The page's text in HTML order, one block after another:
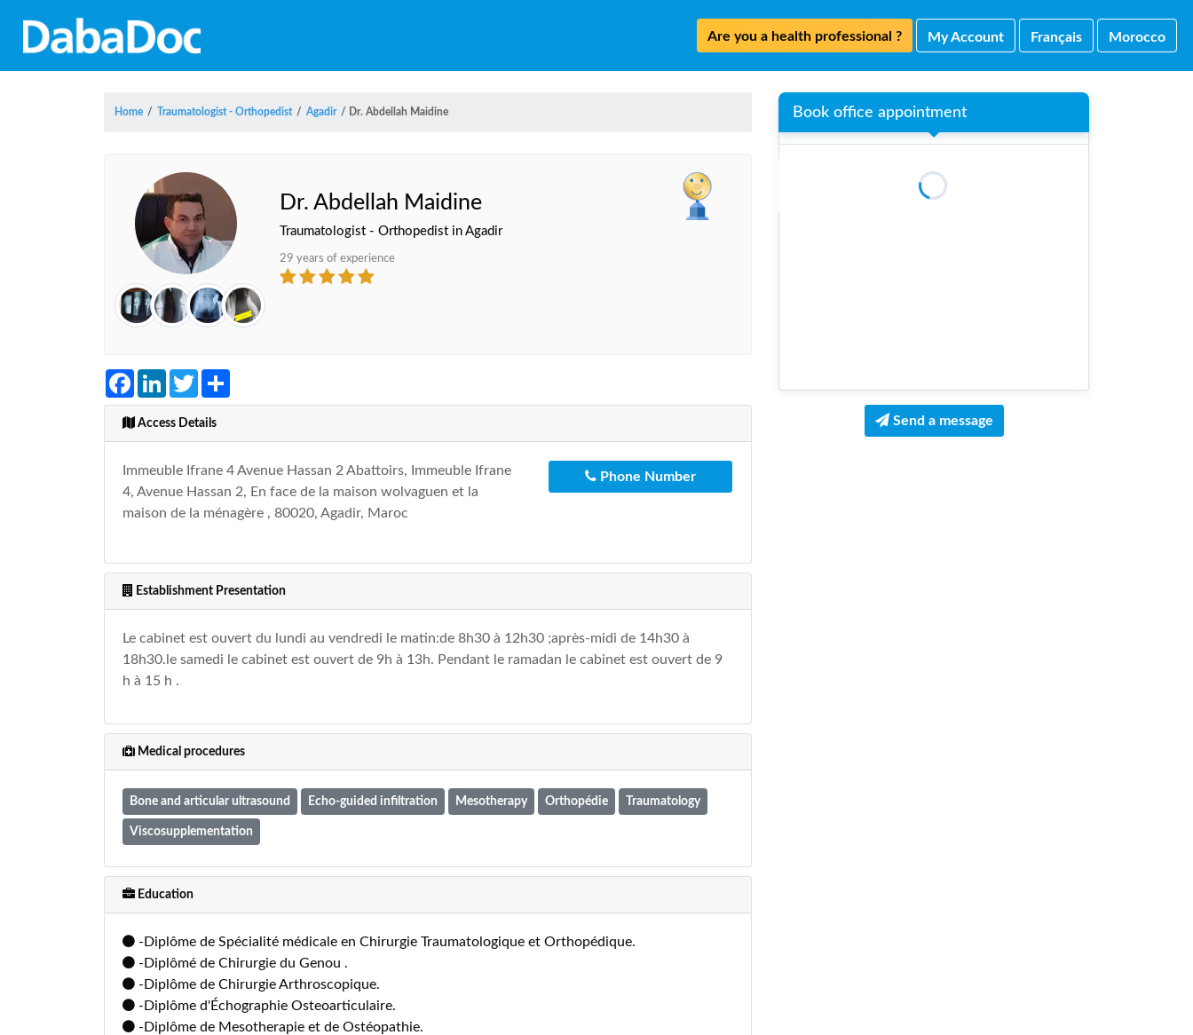
Are you a health professional ? My Account Français Morocco
Home / Traumatologist - Orthopedist / Agadir / Dr. Abdellah Maidine
Dr. Abdellah Maidine
Traumatologist - Orthopedist in Agadir
29 years of experience
FacebookLinkedInTwitter
Access Details
Immeuble Ifrane 4 Avenue Hassan 2 Abattoirs, Immeuble Ifrane
4, Avenue Hassan 2, En face de la maison wolvaguen et la
maison de la ménagère , 80020, Agadir, Maroc
Phone Number
Establishment Presentation
Le cabinet est ouvert du lundi au vendredi le matin:de 8h30 à 12h30 ;après-midi de 14h30 à
18h30.le samedi le cabinet est ouvert de 9h à 13h. Pendant le ramadan le cabinet est ouvert de 9
h à 15 h .
Medical procedures
Bone and articular ultrasound Echo-guided infiltration Mesotherapy Orthopédie Traumatology
Viscosupplementation
Education
-Diplôme de Spécialité médicale en Chirurgie Traumatologique et Orthopédique.
-Diplômé de Chirurgie du Genou .
-Diplôme de Chirurgie Arthroscopique.
-Diplôme d'Échographie Osteoarticulaire.
-Diplôme de Mesotherapie et de Ostéopathie.
Book office appointment
Send a message